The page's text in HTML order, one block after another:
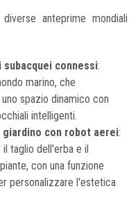
anteprime mondiali
connessi:
marino, che
spazio dinamico con
intelligenti.
giardino con robot aerei:
taglio dell'erba e il
con una funzione
personalizzare l'estetica